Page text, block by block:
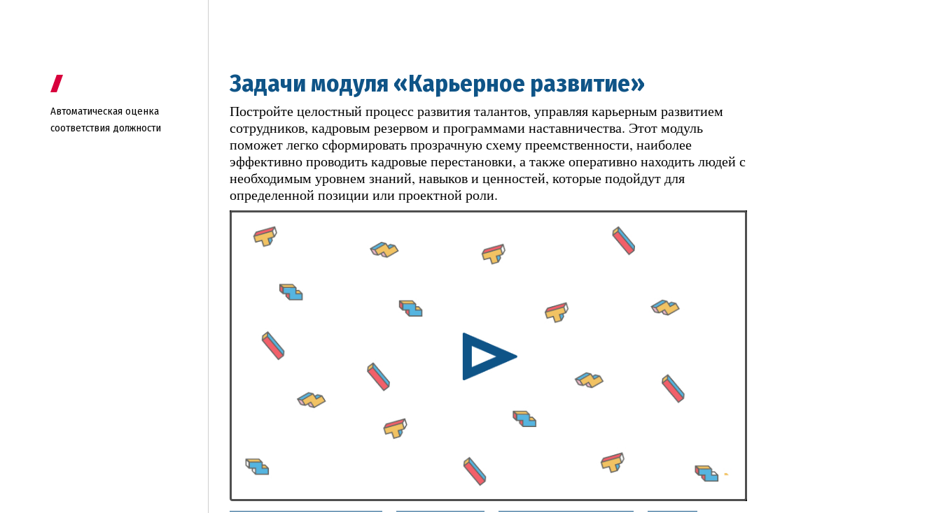
Автоматическая оценка
соответствия должности
Задачи модуля «Карьерное развитие»
Постройте целостный процесс развития талантов, управляя карьерным развитием
сотрудников, кадровым резервом и программами наставничества. Этот модуль
поможет легко сформировать прозрачную схему преемственности, наиболее
эффективно проводить кадровые перестановки, а также оперативно находить людей с
необходимым уровнем знаний, навыков и ценностей, которые подойдут для
определенной позиции или проектной роли.